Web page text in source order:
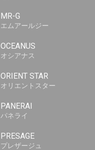
MR-G
エムアールジー
OCEANUS
オシアナス
ORIENT STAR
オリエントスター
PANERAI
パネライ
PRESAGE
プレザージュ